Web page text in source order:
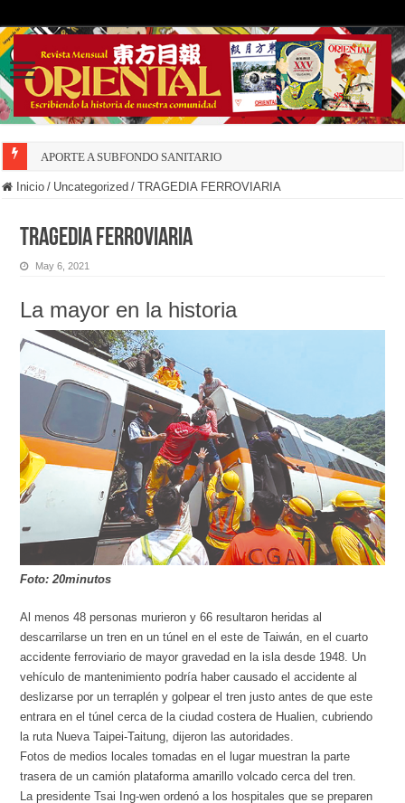
APORTE A SUBFONDO SANITARIO
Inicio / Uncategorized / TRAGEDIA FERROVIARIA
TRAGEDIA FERROVIARIA
May 6, 2021
La mayor en la historia
Foto: 20minutos
Al menos 48 personas murieron y 66 resultaron heridas al
descarrilarse un tren en un túnel en el este de Taiwán, en el cuarto
accidente ferroviario de mayor gravedad en la isla desde 1948. Un
vehículo de mantenimiento podría haber causado el accidente al
deslizarse por un terraplén y golpear el tren justo antes de que este
entrara en el túnel cerca de la ciudad costera de Hualien, cubriendo
la ruta Nueva Taipei-Taitung, dijeron las autoridades.
Fotos de medios locales tomadas en el lugar muestran la parte
trasera de un camión plataforma amarillo volcado cerca del tren.
La presidente Tsai Ing-wen ordenó a los hospitales que se preparen